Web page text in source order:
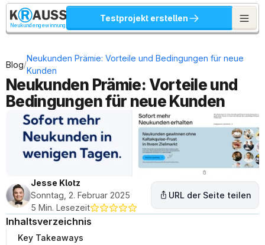
Neukundengewinnung
Testprojekt erstellen
Blog/
Neukunden Prämie: Vorteile und Bedingungen für neue
Kunden
Neukunden Prämie: Vorteile und
Bedingungen für neue Kunden
Jesse Klotz
Sonntag, 2. Februar 2025
5 Min. Lesezeit
URL der Seite teilen
Inhaltsverzeichnis
Key Takeaways